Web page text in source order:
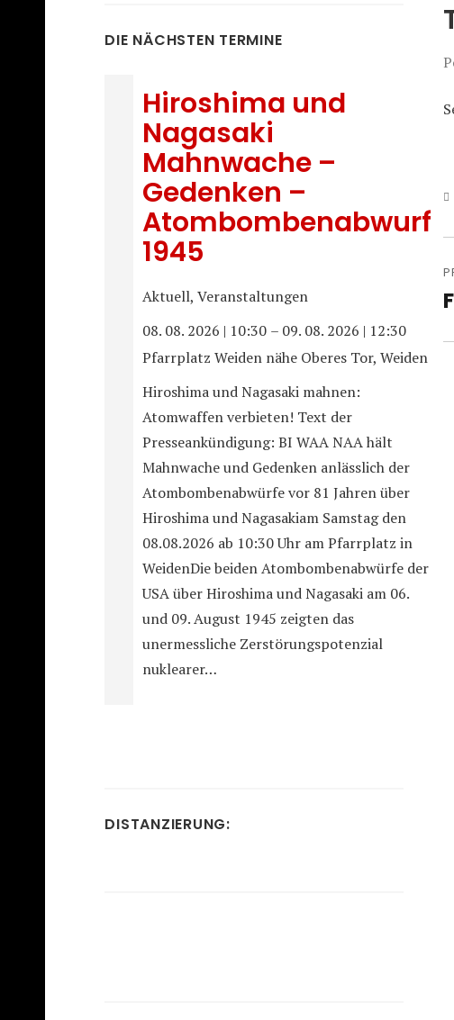
DIE NÄCHSTEN TERMINE
Hiroshima und
Nagasaki
Mahnwache –
Gedenken –
Atombombenabwurf
1945
Aktuell, Veranstaltungen
08. 08. 2026 | 10:30 – 09. 08. 2026 | 12:30
Pfarrplatz Weiden nähe Oberes Tor, Weiden
Hiroshima und Nagasaki mahnen:
Atomwaffen verbieten! Text der
Presseankündigung: BI WAA NAA hält
Mahnwache und Gedenken anlässlich der
Atombombenabwürfe vor 81 Jahren über
Hiroshima und Nagasakiam Samstag den
08.08.2026 ab 10:30 Uhr am Pfarrplatz in
WeidenDie beiden Atombombenabwürfe der
USA über Hiroshima und Nagasaki am 06.
und 09. August 1945 zeigten das
unermessliche Zerstörungspotenzial
nuklearer…
DISTANZIERUNG: